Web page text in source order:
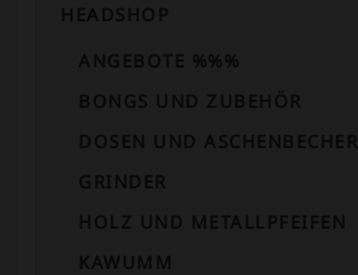
HEADSHOP
ANGEBOTE %%%
BONGS UND ZUBEHÖR
DOSEN UND ASCHENBECHER
GRINDER
HOLZ UND METALLPFEIFEN
KAWUMM